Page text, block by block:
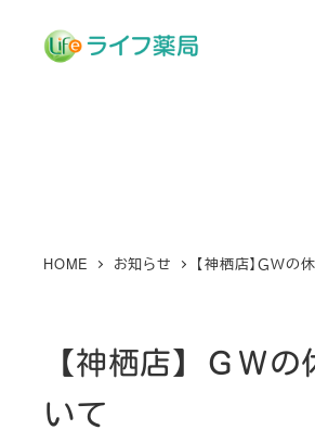
HOME お知らせ 【神栖店】ＧＷの
【神栖店】ＧＷの
いて